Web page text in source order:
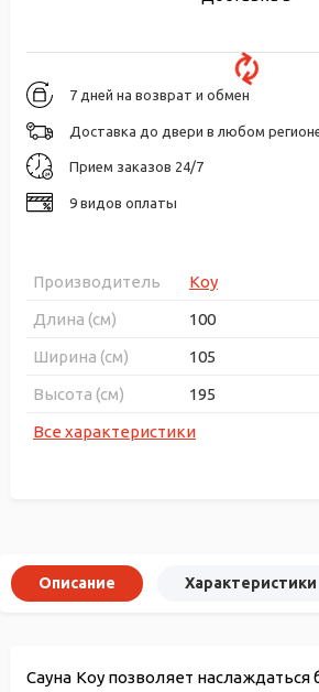
7 дней на возврат и обмен
Доставка до двери в любом
Прием заказов 24/7
9 видов оплаты
Производитель
Koy
Длина (см)
100
Ширина (см)
105
Высота (см)
195
Все характеристики
Описание Характеристики
Сауна Koy позволяет